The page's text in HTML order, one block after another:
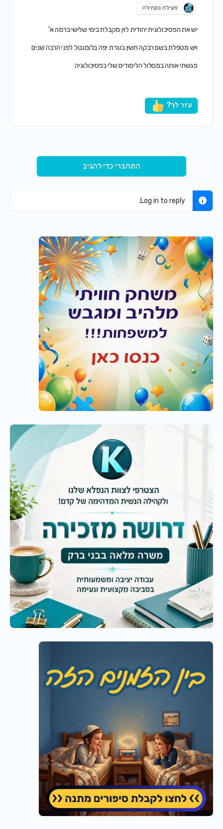
פעילה בקהילה
יש את הפסיכולוגית יהודית לוין מקבלת בימי שלישי ברמה א’
ויש מטפלת בשם רבקה חשין בוגרת יפה בלומנטל לפני הרבה שנים
פגשתי אותה במסלול הלימודים שלי בפסיכולוגיה
עזר לך?
התחברי כדי להגיב
Log in to reply.